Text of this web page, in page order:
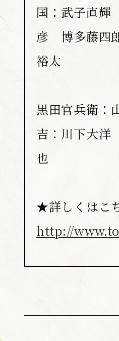
国：武子直
彦 博多藤四
裕太
黒田官兵衛
吉：川下大
也
★詳しくはこ
http://